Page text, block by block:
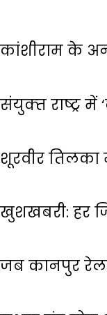
कांशीराम के
संयुक्‍त राष्‍ट्र में
शूरवीर तिलका
खुशखबरी: हर
जब कानपुर